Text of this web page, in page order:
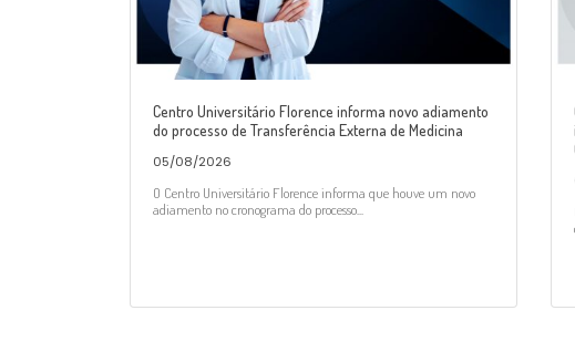
Centro Universitário Florence informa novo adiamento
do processo de Transferência Externa de Medicina
05/08/2026
O Centro Universitário Florence informa que houve um novo
adiamento no cronograma do processo...